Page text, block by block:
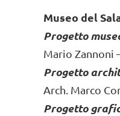
Museo del
Progetto
Mario Zannoni
Progetto
Arch. Marco
Progetto